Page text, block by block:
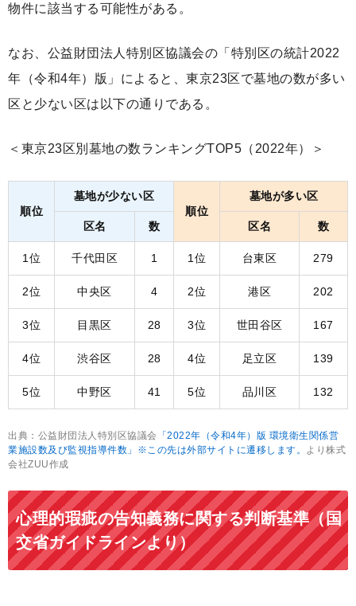
物件に該当する可能性がある。
なお、公益財団法人特別区協議会の「特別区の統計2022
年（令和4年）版」によると、東京23区で墓地の数が多い
区と少ない区は以下の通りである。
＜東京23区別墓地の数ランキングTOP5（2022年）＞
順位
墓地が少ない区
順位
墓地が多い区
区名 数 区名 数
1位 千代田区 1 1位 台東区 279
2位 中央区 4 2位 港区 202
3位 目黒区 28 3位 世田谷区 167
4位 渋谷区 28 4位 足立区 139
5位 中野区 41 5位 品川区 132
出典：公益財団法人特別区協議会 「2022年（令和4年）版 環境衛生関係営
業施設数及び監視指導件数」※この先は外部サイトに遷移します。
より株式
会社ZUU作成
心理的瑕疵の告知義務に関する判断基準（国
交省ガイドラインより）